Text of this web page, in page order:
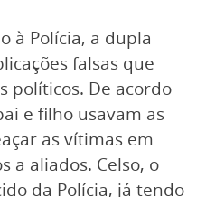
à Polícia, a dupla
falsas que
políticos. De acordo
e filho usavam as
as vítimas em
a aliados. Celso, o
da Polícia, já tendo